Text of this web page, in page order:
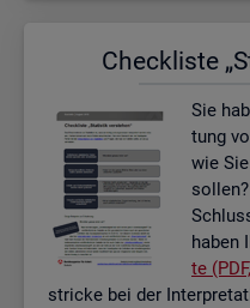
Check­lis­te
Sie
tung
wie
haben
te
stri­cke bei der